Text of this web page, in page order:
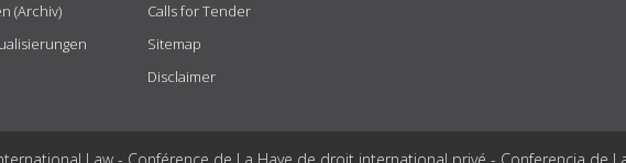
(Archiv)
Calls for Tender
Sitemap
Disclaimer